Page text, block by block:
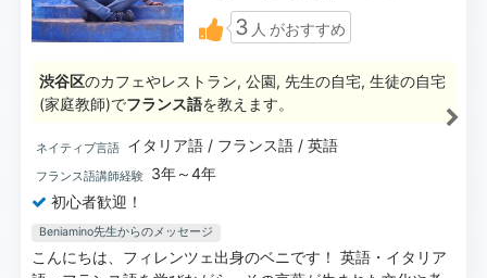
3 人 がおすすめ
渋谷区のカフェやレストラン, 公園, 先生の自宅, 生徒の自宅
(家庭教師)でフランス語を教えます。
ネイティブ言語 イタリア語 / フランス語 / 英語
フランス語講師経験
3年～4年
初心者歓迎！
Beniamino先生からのメッセージ
こんにちは、フィレンツェ出身のベニです！ 英語・イタリア